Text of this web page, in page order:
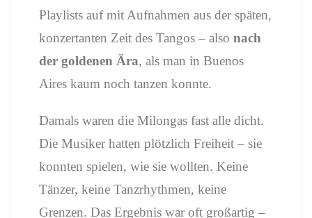
Playlists auf mit Aufnahmen aus der späten,
konzertanten Zeit des Tangos – also nach
der goldenen Ära, als man in Buenos
Aires kaum noch tanzen konnte.
Damals waren die Milongas fast alle dicht.
Die Musiker hatten plötzlich Freiheit – sie
konnten spielen, wie sie wollten. Keine
Tänzer, keine Tanzrhythmen, keine
Grenzen. Das Ergebnis war oft großartig –